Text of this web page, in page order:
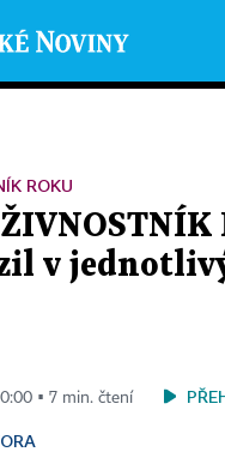
ROKU
v
▪ 7 min. čtení